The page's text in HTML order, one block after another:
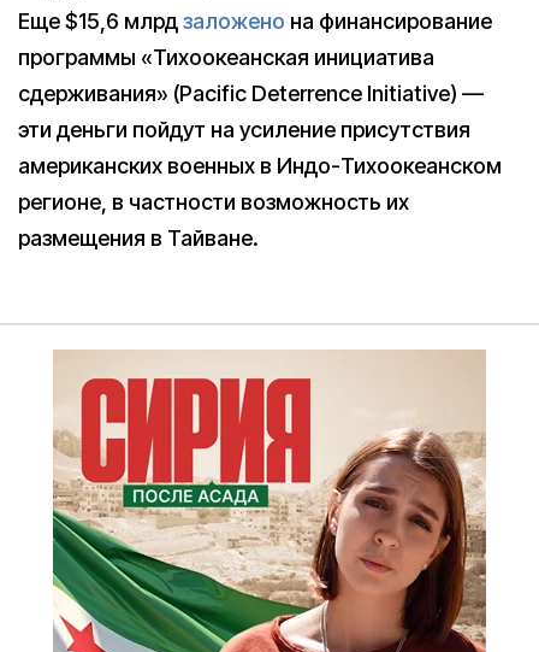
Еще $15,6 млрдзаложено на финансирование
программы «Тихоокеанская инициатива
сдерживания» (Pacific Deterrence Initiative) —
эти деньги пойдут на усиление присутствия
американских военных в Индо-Тихоокеанском
регионе, в частности возможность их
размещения в Тайване.